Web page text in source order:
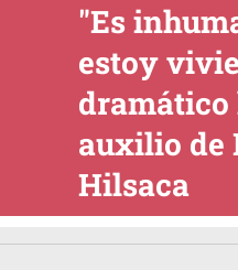
"Es
estoy
dramático
auxilio de
Hilsaca